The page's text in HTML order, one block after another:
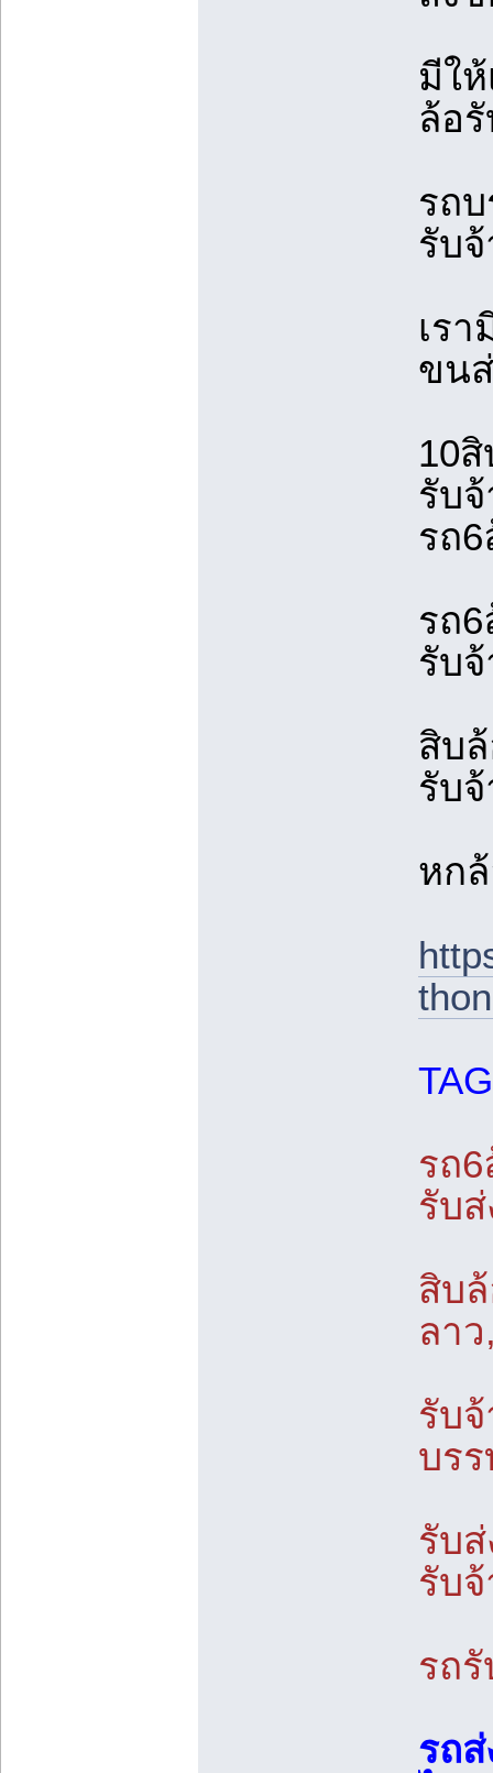
มีใ
ล้อ
รถ
รับ
เร
ขน
10
รับ
รถ
รถ
รับ
สิบ
รับ
หก
รถ
รับ
สิบ
ลา
รับ
บร
รับ
รับ
รถ
รถ